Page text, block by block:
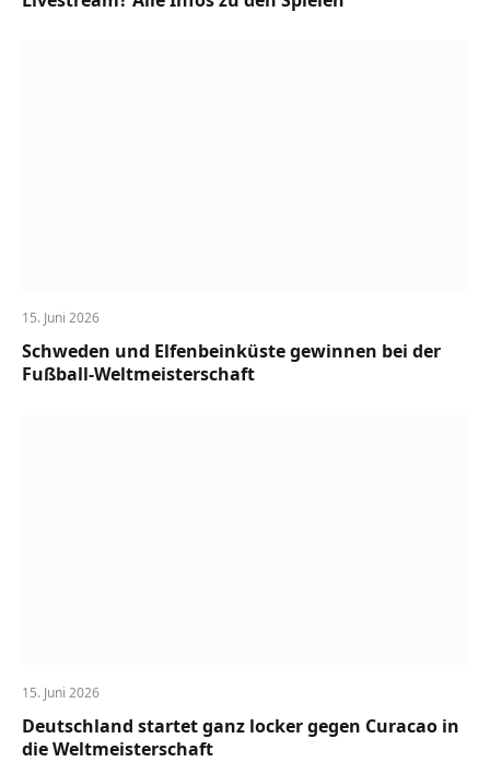
15. Juni 2026
Schweden und Elfenbeinküste gewinnen bei der
Fußball-Weltmeisterschaft
15. Juni 2026
Deutschland startet ganz locker gegen Curacao in
die Weltmeisterschaft